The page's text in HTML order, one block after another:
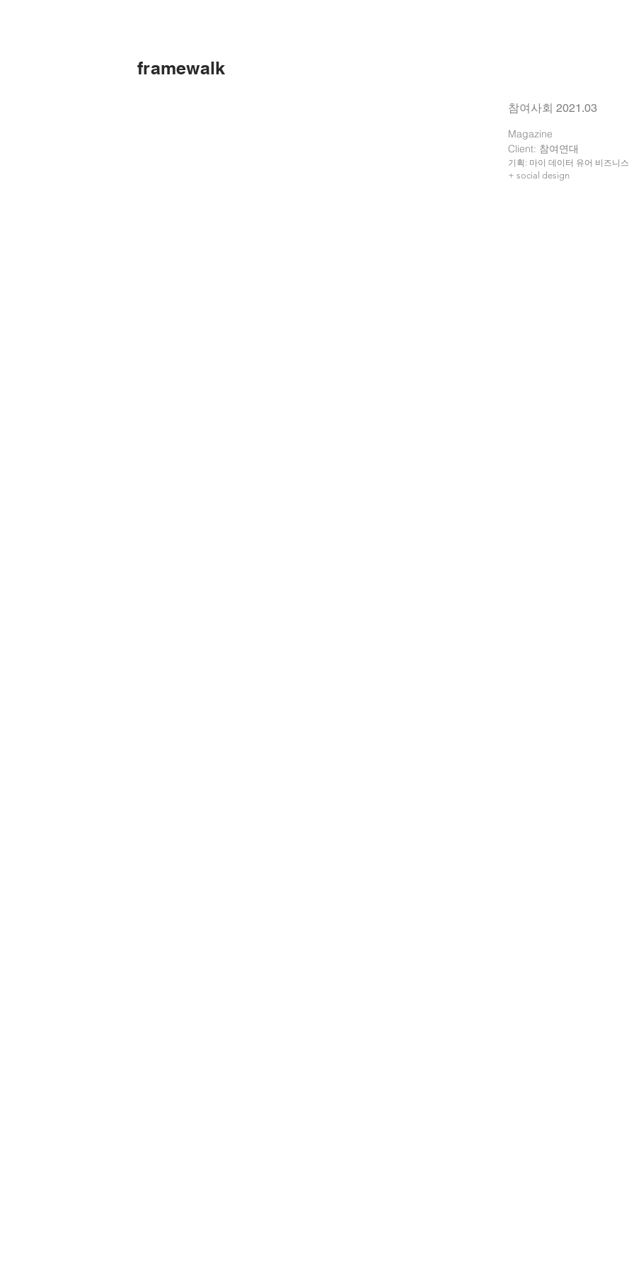
framewalk
​참여사회 2021.03
Magazine
Client: 참여연대
기획: 마이 데이터 유어 비즈니스
+ social design